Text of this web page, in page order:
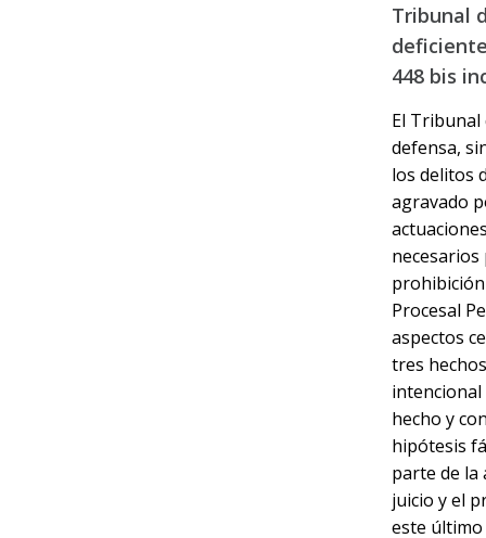
Tribunal
448 bis
El Tribunal
defensa,
los delitos
agravado
Procesal
aspectos
tres
intencional
hecho y
hipótesis
parte de la
juicio y el
este